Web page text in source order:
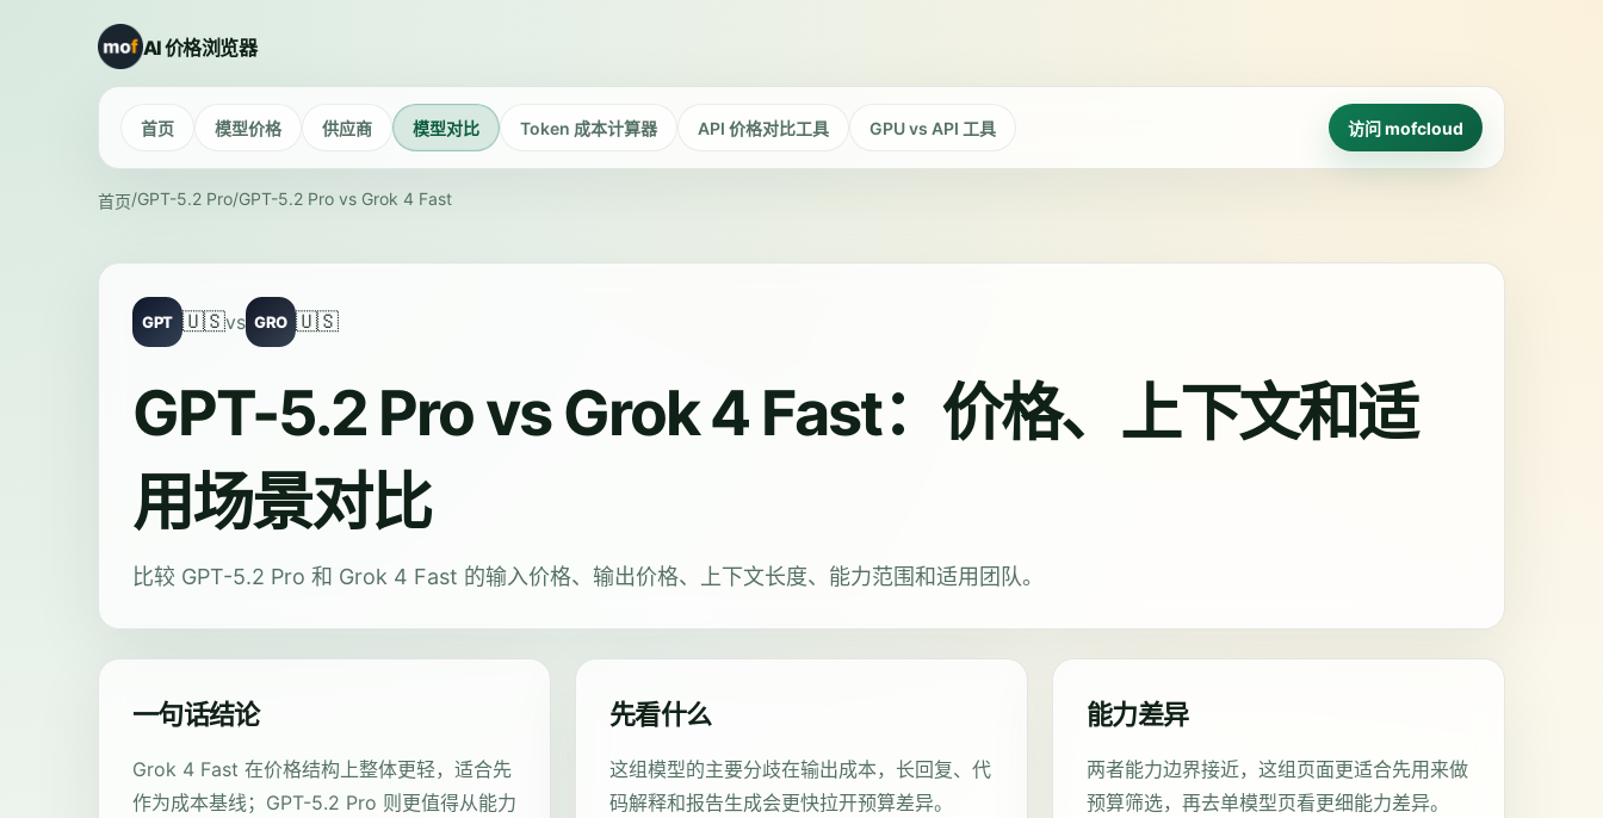
AI 价格浏览器
首页 模型价格 供应商 模型对比 Token 成本计算器 API 价格对比工具 GPU vs API 工具 访问 mofcloud
首页/GPT-5.2 Pro/GPT-5.2 Pro vs Grok 4 Fast
GPT 🇺🇸vs GRO 🇺🇸
GPT-5.2 Pro vs Grok 4 Fast：价格、上下文和适
用场景对比
比较 GPT-5.2 Pro 和 Grok 4 Fast 的输入价格、输出价格、上下文长度、能力范围和适用团队。
一句话结论
Grok 4 Fast 在价格结构上整体更轻，适合先
作为成本基线；GPT-5.2 Pro 则更值得从能力
先看什么
这组模型的主要分歧在输出成本，长回复、代
码解释和报告生成会更快拉开预算差异。
能力差异
两者能力边界接近，这组页面更适合先用来做
预算筛选，再去单模型页看更细能力差异。